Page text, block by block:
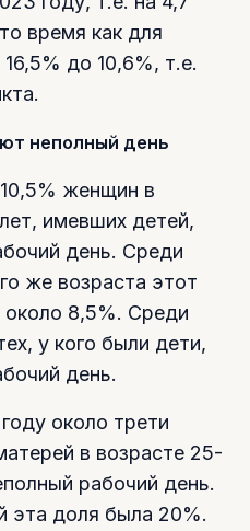
время как для
до 10,6%, т.е.
неполный день
женщин в
имевших детей,
день. Среди
же возраста этот
около 8,5%. Среди
у кого были дети,
день.
около трети
в возрасте 25-
рабочий день.
эта доля была 20%.